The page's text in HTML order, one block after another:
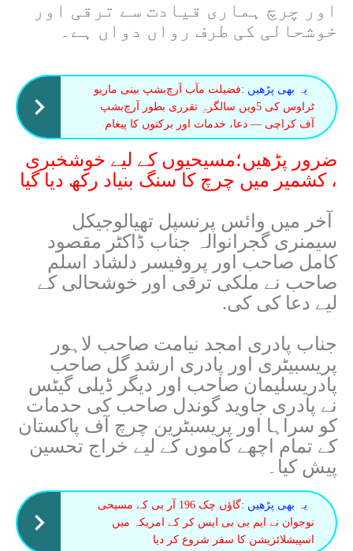
اور چرچ ہماری قیادت سے ترقی اور
خوشحالی کی طرف رواں دواں ہے۔
یہ بھی پڑھیں :فضیلت مآب آرچ‌بشپ بینی ماریو
ٹراوس کی 5ویں سالگرہِ تقرری بطور آرچ‌بشپ
آف کراچی — دعا، خدمات اور برکتوں کا پیغام
ضرور پڑھیں؛مسیحیوں کے لیے خوشخبری
، کشمیر میں چرچ کا سنگ بنیاد رکھ دیا گیا
آخر میں وائس پرنسپل تھیالوجیکل
سیمنری گجرانوالہ جناب ڈاکٹر مقصود
کامل صاحب اور پروفیسر دلشاد اسلم
صاحب نے ملکی ترقی اور خوشحالی کے
لیے دعا کی کی.
جناب پادری امجد نیامت صاحب لاہور
پریسبیٹری اور پادری ارشد گل صاحب
پادریسلیمان صاحب اور دیگر ڈیلی گیٹس
نے پادری جاوید گوندل صاحب کی حدمات
کو سراہا اور پریسبٹرین چرچ آف پاکستان
کے تمام اچھے کاموں کے لیے خراج تحسین
پیش کیا۔
یہ بھی پڑھیں :
گاؤں چک 196 آر بی کے مسیحی
نوجوان نے ایم بی بی ایس کر کے امریکہ میں
اسپیشلائزیشن کا سفر شروع کر دیا